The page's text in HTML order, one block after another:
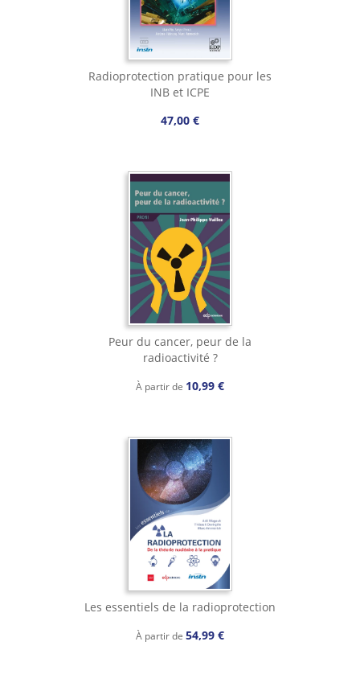
Radioprotection pratique pour les
INB et ICPE
47,00 €
Peur du cancer, peur de la
radioactivité ?
À partir de 10,99 €
Les essentiels de la radioprotection
À partir de 54,99 €